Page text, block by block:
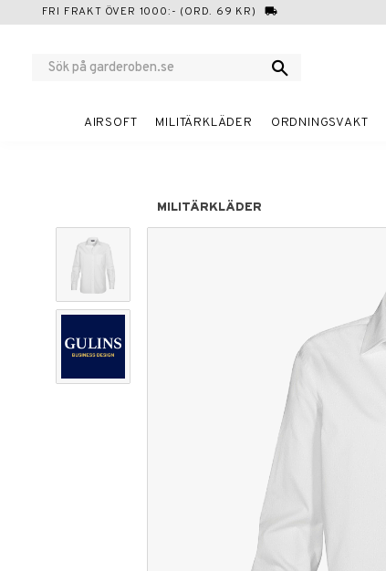
FRI FRAKT ÖVER 1000:- (ORD. 69 KR) local_shipping
AIRSOFT MILITÄRKLÄDER ORDNINGSVAKT
MILITÄRKLÄDER